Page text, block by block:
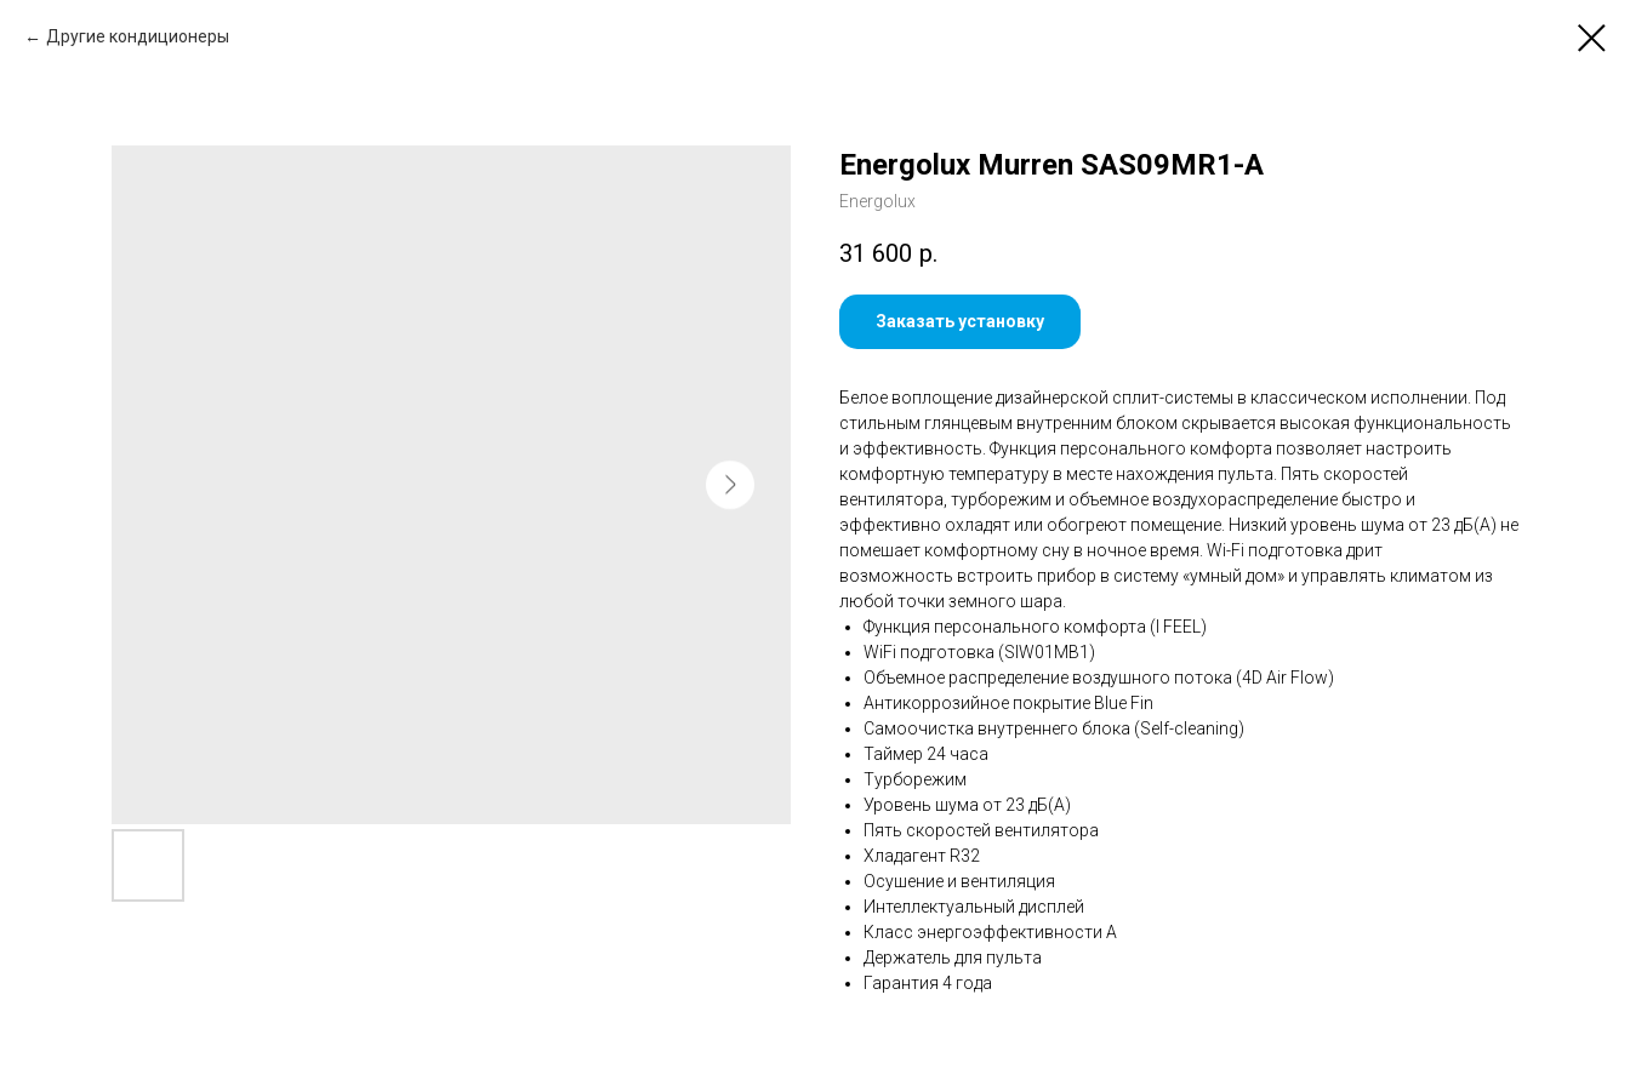
Другие кондиционеры
Energolux Murren SAS09MR1-A
Energolux
31 600 р.
Заказать установку
Белое воплощение дизайнерской сплит-системы в классическом исполнении. Под
стильным глянцевым внутренним блоком скрывается высокая функциональность
и эффективность. Функция персонального комфорта позволяет настроить
комфортную температуру в месте нахождения пульта. Пять скоростей
вентилятора, турборежим и объемное воздухораспределение быстро и
эффективно охладят или обогреют помещение. Низкий уровень шума от 23 дБ(А) не
помешает комфортному сну в ночное время. Wi-Fi подготовка дрит
возможность встроить прибор в систему «умный дом» и управлять климатом из
любой точки земного шара.
Функция персонального комфорта (I FEEL)
WiFi подготовка (SIW01MB1)
Объемное распределение воздушного потока (4D Air Flow)
Антикоррозийное покрытие Blue Fin
Самоочистка внутреннего блока (Self-cleaning)
Таймер 24 часа
Турборежим
Уровень шума от 23 дБ(А)
Пять скоростей вентилятора
Хладагент R32
Осушение и вентиляция
Интеллектуальный дисплей
Класс энергоэффективности A
Держатель для пульта
Гарантия 4 года